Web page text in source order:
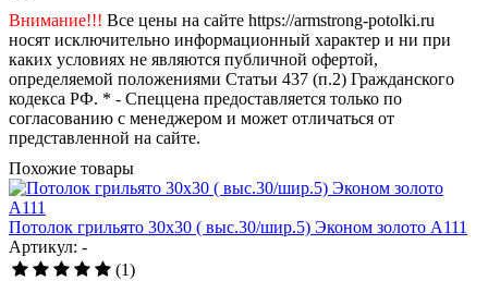
Внимание!!! Все цены на сайте https://armstrong-potolki.ru
носят исключительно информационный характер и ни при
каких условиях не являются публичной офертой,
определяемой положениями Статьи 437 (п.2) Гражданского
кодекса РФ. * - Спеццена предоставляется только по
согласованию с менеджером и может отличаться от
представленной на сайте.
Похожие товары
Потолок грильято 30х30 ( выс.30/шир.5) Эконом золото А111
Артикул: -
(1)